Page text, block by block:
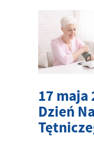
17 maja
Dzień